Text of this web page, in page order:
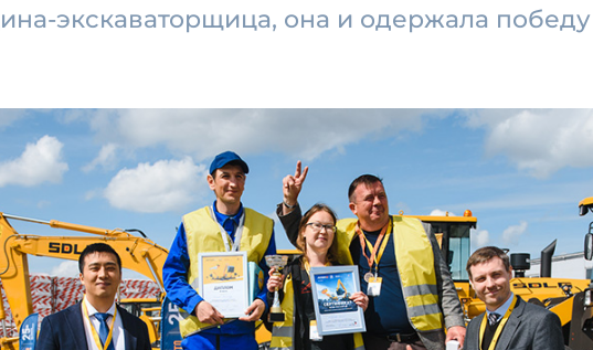
экскаваторщица, она и одержала победу